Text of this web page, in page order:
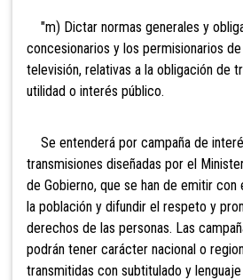
"m) Dictar normas generales y
concesionarios y los permisionarios
televisión, relativas a la obligación de
utilidad o interés público.
Se entenderá por campaña de
transmisiones diseñadas por el
de Gobierno, que se han de emitir
la población y difundir el respeto y
derechos de las personas. Las
podrán tener carácter nacional o
transmitidas con subtitulado y